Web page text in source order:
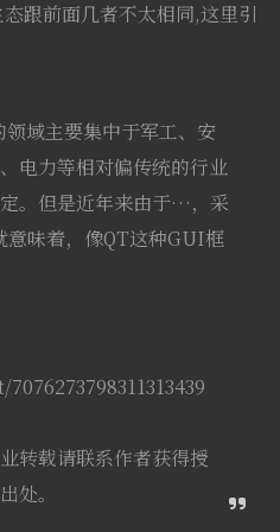
跟前面几者不太相同,这里引
域主要集中于军工、安
电力等相对偏传统的行业
。但是近年来由于…，采
味着，像QT这种GUI框
转载请联系作者获得授
处。